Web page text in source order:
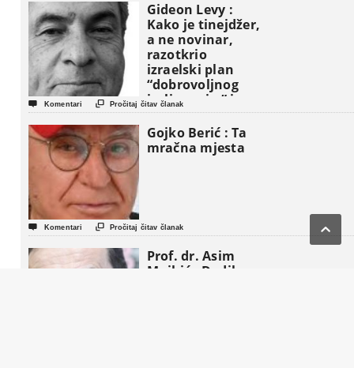
Gideon Levy :
Kako je tinejdžer,
a ne novinar,
razotkrio
izraelski plan
“dobrovoljnog
iseljavanja ” iz
Gaze
 Komentari  Pročitaj čitav članak
Gojko Berić : Ta
mračna mjesta
 Komentari  Pročitaj čitav članak
Prof. dr. Asim
Mujkić : Dodikov
